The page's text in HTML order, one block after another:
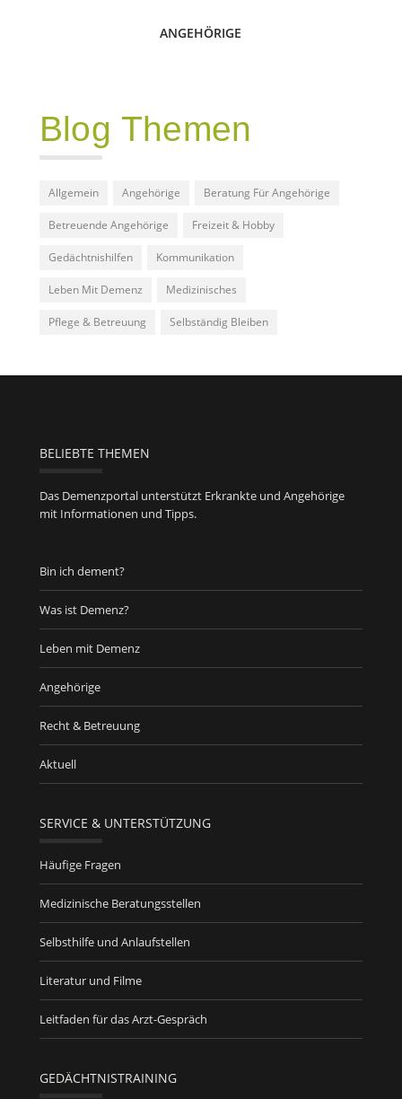
ANGEHÖRIGE
Blog Themen
Allgemein Angehörige Beratung Für Angehörige
Betreuende Angehörige Freizeit & Hobby
Gedächtnishilfen Kommunikation
Leben Mit Demenz Medizinisches
Pflege & Betreuung Selbständig Bleiben
BELIEBTE THEMEN
Das Demenzportal unterstützt Erkrankte und Angehörige
mit Informationen und Tipps.
Bin ich dement?
Was ist Demenz?
Leben mit Demenz
Angehörige
Recht & Betreuung
Aktuell
SERVICE & UNTERSTÜTZUNG
Häufige Fragen
Medizinische Beratungsstellen
Selbsthilfe und Anlaufstellen
Literatur und Filme
Leitfaden für das Arzt-Gespräch
GEDÄCHTNISTRAINING